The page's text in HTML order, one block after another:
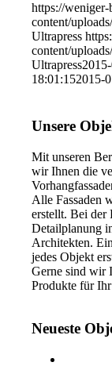
https://
content/
Ultrapress
content/
Ultrapress
18:01:152015-
Unsere
Mit unseren
wir Ihnen die
Alle Fassaden
erstellt. Bei der
Detailplanung
Architekten.
jedes Objekt
Gerne sind wir
Produkte für
Neueste